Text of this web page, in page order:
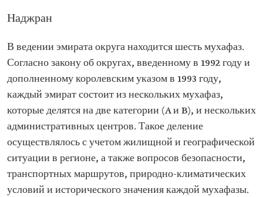
Наджран
В ведении эмирата округа находится шесть мухафаз.
Согласно закону об округах, введенному в 1992 году и
дополненному королевским указом в 1993 году,
каждый эмират состоит из нескольких мухафаз,
которые делятся на две категории (A и B), и нескольких
административных центров. Такое деление
осуществлялось с учетом жилищной и географической
ситуации в регионе, а также вопросов безопасности,
транспортных маршрутов, природно-климатических
условий и исторического значения каждой мухафазы.